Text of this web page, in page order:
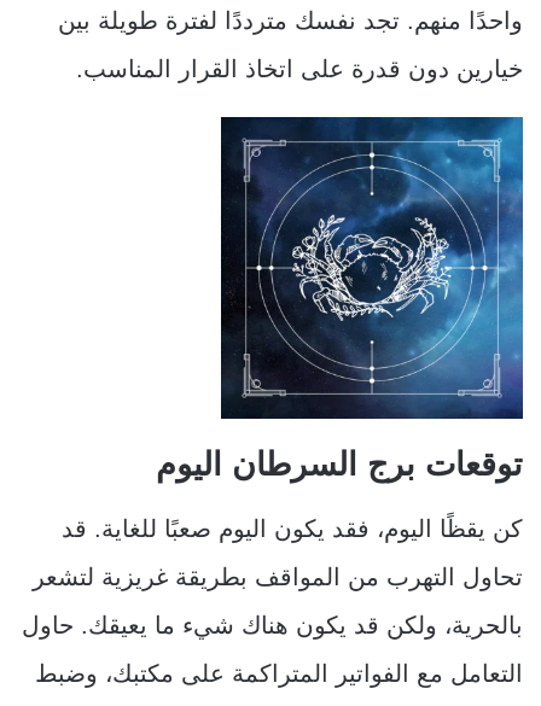
واحدًا منهم. تجد نفسك مترددًا لفترة طويلة بين
خيارين دون قدرة على اتخاذ القرار المناسب.
توقعات برج السرطان اليوم
كن يقظًا اليوم، فقد يكون اليوم صعبًا للغاية. قد
تحاول التهرب من المواقف بطريقة غريزية لتشعر
بالحرية، ولكن قد يكون هناك شيء ما يعيقك. حاول
التعامل مع الفواتير المتراكمة على مكتبك، وضبط